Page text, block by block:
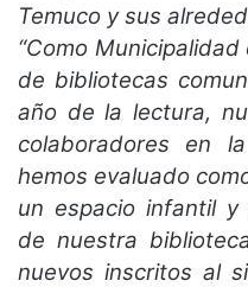
Temuco y sus
“Como
de bibliotecas
año de la lectura,
colaboradores en
hemos evaluado
un espacio infantil
de nuestra
nuevos inscritos al